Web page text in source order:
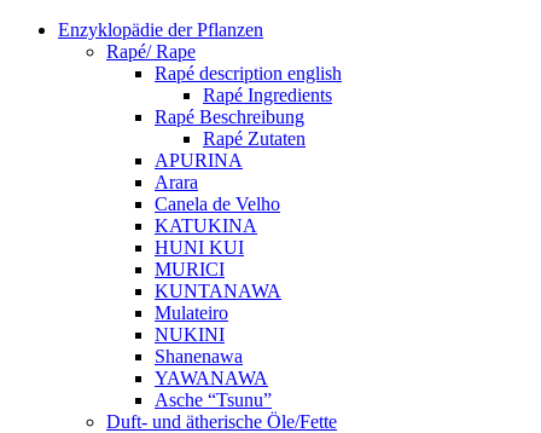
Enzyklopädie der Pflanzen
Rapé/ Rape
Rapé description english
Rapé Ingredients
Rapé Beschreibung
Rapé Zutaten
APURINA
Arara
Canela de Velho
KATUKINA
HUNI KUI
MURICI
KUNTANAWA
Mulateiro
NUKINI
Shanenawa
YAWANAWA
Asche “Tsunu”
Duft- und ätherische Öle/Fette